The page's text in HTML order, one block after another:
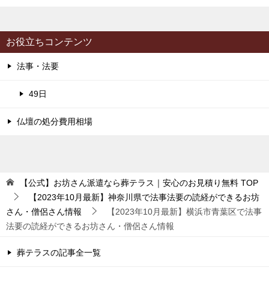
お役立ちコンテンツ
法事・法要
49日
仏壇の処分費用相場
【公式】お坊さん派遣なら葬テラス｜安心のお見積り無料 TOP
【2023年10月最新】神奈川県で法事法要の読経ができるお坊
さん・僧侶さん情報
【2023年10月最新】横浜市青葉区で法事
法要の読経ができるお坊さん・僧侶さん情報
葬テラスの記事全一覧